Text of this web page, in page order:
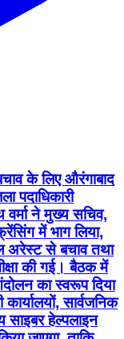
के लिए औरंगाबाद
पदाधिकारी
वर्मा ने मुख्य सचिव,
में भाग लिया,
अरेस्ट से बचाव तथा
की गई। बैठक में
का स्वरूप दिया
सार्वजनिक
साइबर हेल्पलाइन